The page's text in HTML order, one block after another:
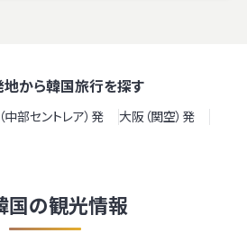
から韓国旅行を探す
中部セントレア）発
大阪（関空）発
国の観光情報